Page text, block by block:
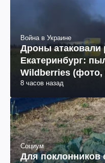
Война в Украине
Дроны атаковали
Екатеринбург:
Wildberries (фото,
8 часов назад
Социум
Для поклонников